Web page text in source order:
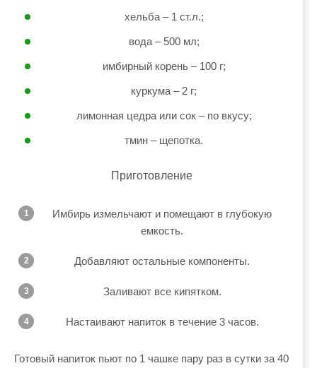
хельба – 1 ст.л.;
вода – 500 мл;
имбирный корень – 100 г;
куркума – 2 г;
лимонная цедра или сок – по вкусу;
тмин – щепотка.
Приготовление
Имбирь измельчают и помещают в глубокую
емкость.
Добавляют остальные компоненты.
Заливают все кипятком.
Настаивают напиток в течение 3 часов.
Готовый напиток пьют по 1 чашке пару раз в сутки за 40